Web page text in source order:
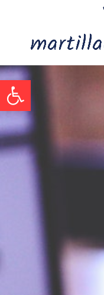
Ouvrir la barre d’outils